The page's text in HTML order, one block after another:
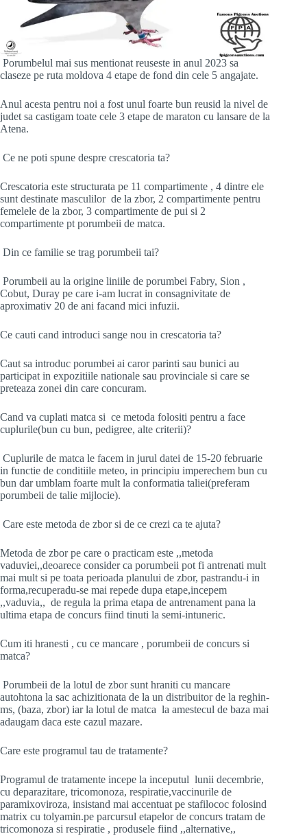
Porumbelul mai sus mentionat reuseste in anul 2023 sa
claseze pe ruta moldova 4 etape de fond din cele 5 angajate.
Anul acesta pentru noi a fost unul foarte bun reusid la nivel de
judet sa castigam toate cele 3 etape de maraton cu lansare de la
Atena.
Ce ne poti spune despre crescatoria ta?
Crescatoria este structurata pe 11 compartimente , 4 dintre ele
sunt destinate masculilor de la zbor, 2 compartimente pentru
femelele de la zbor, 3 compartimente de pui si 2
compartimente pt porumbeii de matca.
Din ce familie se trag porumbeii tai?
Porumbeii au la origine liniile de porumbei Fabry, Sion ,
Cobut, Duray pe care i-am lucrat in consagnivitate de
aproximativ 20 de ani facand mici infuzii.
Ce cauti cand introduci sange nou in crescatoria ta?
Caut sa introduc porumbei ai caror parinti sau bunici au
participat in expozitiile nationale sau provinciale si care se
preteaza zonei din care concuram.
Cand va cuplati matca si ce metoda folositi pentru a face
cuplurile(bun cu bun, pedigree, alte criterii)?
Cuplurile de matca le facem in jurul datei de 15-20 februarie
in functie de conditiile meteo, in principiu imperechem bun cu
bun dar umblam foarte mult la conformatia taliei(preferam
porumbeii de talie mijlocie).
Care este metoda de zbor si de ce crezi ca te ajuta?
Metoda de zbor pe care o practicam este ,,metoda
vaduviei,,deoarece consider ca porumbeii pot fi antrenati mult
mai mult si pe toata perioada planului de zbor, pastrandu-i in
forma,recuperadu-se mai repede dupa etape,incepem
,,vaduvia,, de regula la prima etapa de antrenament pana la
ultima etapa de concurs fiind tinuti la semi-intuneric.
Cum iti hranesti , cu ce mancare , porumbeii de concurs si
matca?
Porumbeii de la lotul de zbor sunt hraniti cu mancare
autohtona la sac achizitionata de la un distribuitor de la reghin-
ms, (baza, zbor) iar la lotul de matca la amestecul de baza mai
adaugam daca este cazul mazare.
Care este programul tau de tratamente?
Programul de tratamente incepe la inceputul lunii decembrie,
cu deparazitare, tricomonoza, respiratie,vaccinurile de
paramixoviroza, insistand mai accentuat pe stafilococ folosind
matrix cu tolyamin.pe parcursul etapelor de concurs tratam de
tricomonoza si respiratie , produsele fiind ,,alternative,,